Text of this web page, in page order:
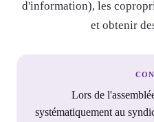
d'information), les
et obtenir
Lors de
systématiquement au